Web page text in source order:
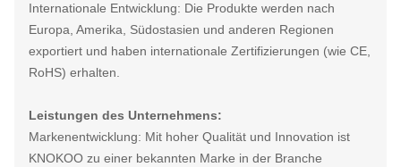
Internationale Entwicklung: Die Produkte werden nach
Europa, Amerika, Südostasien und anderen Regionen
exportiert und haben internationale Zertifizierungen (wie CE,
RoHS) erhalten.
Leistungen des Unternehmens:
Markenentwicklung: Mit hoher Qualität und Innovation ist
KNOKOO zu einer bekannten Marke in der Branche